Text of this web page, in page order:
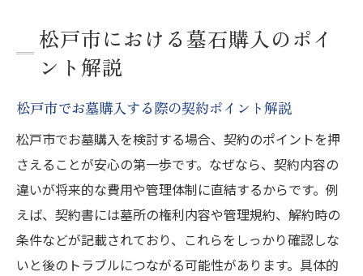
松戸市における墓石購入のポイ
ント解説
松戸市でお墓購入する際の契約ポイント解説
松戸市でお墓購入を検討する場合、契約のポイントを押
さえることが安心の第一歩です。なぜなら、契約内容の
違いが将来的な費用や管理体制に直結するからです。例
えば、契約書には墓所の権利内容や管理規約、解約時の
条件などが記載されており、これらをしっかり確認しな
いと後のトラブルにつながる可能性があります。具体的